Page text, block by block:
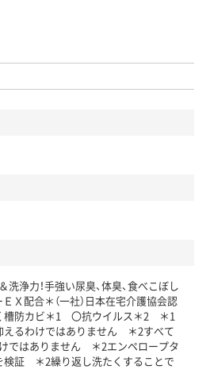
浄力！手強い尿臭、体臭、食べこぼし
Ｘ配合＊（一社）日本在宅介護協会認
防カビ＊1 〇抗ウイルス＊2 ＊1
えるわけではありません ＊2すべて
ではありません ＊2エンペロープタ
検証 ＊2繰り返し洗たくすることで